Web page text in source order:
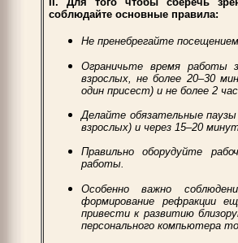
соблюдайте основные правила:
Не пренебрегайте
Ограничьте время работы
взрослых, не более 20–30
один присест) и не более 2
Делайте обязательные
взрослых) и через 15–20
Правильно оборудуйте
работы.
Особенно важно
формирование рефракции
привести к развитию
персонального компьютера